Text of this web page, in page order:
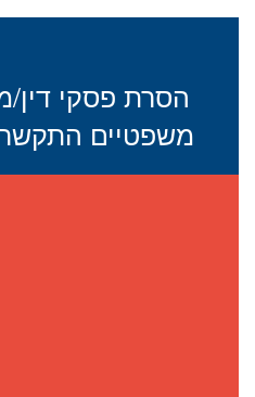
הסרת פסקי
משפטיים התקשרו